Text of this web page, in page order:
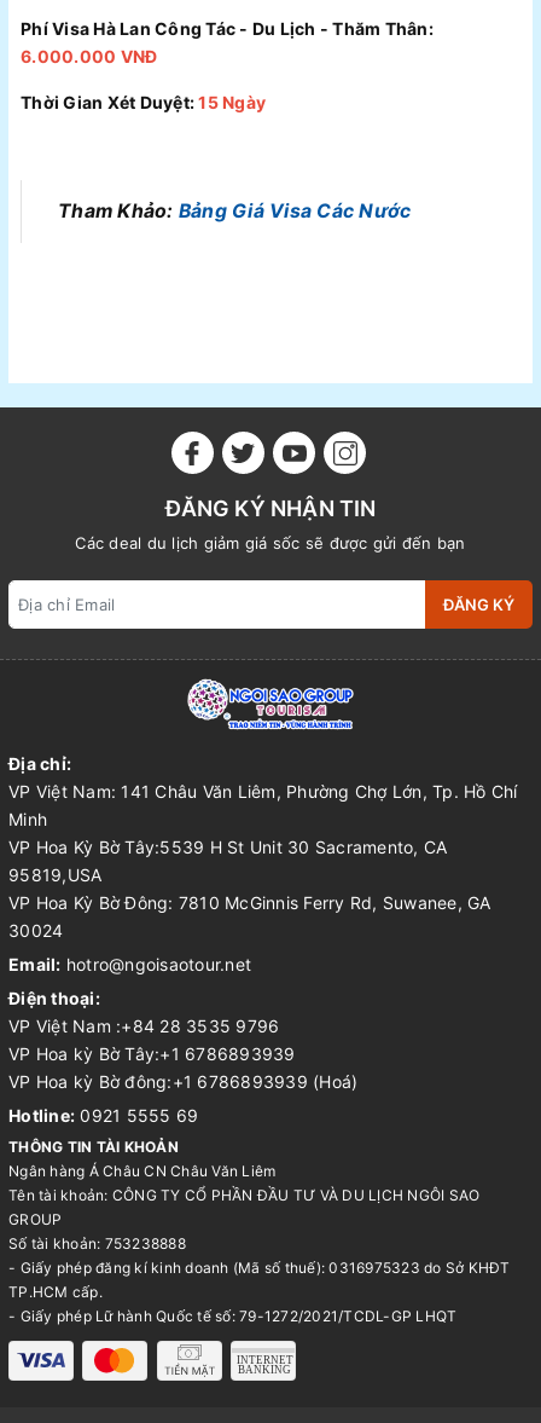
Phí Visa Hà Lan Công Tác - Du Lịch - Thăm Thân:
6.000.000 VNĐ
Thời Gian Xét Duyệt:15 Ngày
Tham Khảo: Bảng Giá Visa Các Nước
ĐĂNG KÝ NHẬN TIN
Các deal du lịch giảm giá sốc sẽ được gửi đến bạn
ĐĂNG KÝ
Địa chỉ:
VP Việt Nam: 141 Châu Văn Liêm, Phường Chợ Lớn, Tp. Hồ Chí
Minh
VP Hoa Kỳ Bờ Tây:5539 H St Unit 30 Sacramento, CA
95819,USA
VP Hoa Kỳ Bờ Đông: 7810 McGinnis Ferry Rd, Suwanee, GA
30024
Email: hotro@ngoisaotour.net
Điện thoại:
VP Việt Nam :+84 28 3535 9796
VP Hoa kỳ Bờ Tây:+1 6786893939
VP Hoa kỳ Bờ đông:+1 6786893939 (Hoá)
Hotline: 0921 5555 69
THÔNG TIN TÀI KHOẢN
Ngân hàng Á Châu CN Châu Văn Liêm
Tên tài khoản: CÔNG TY CỔ PHẦN ĐẦU TƯ VÀ DU LỊCH NGÔI SAO
GROUP
Số tài khoản: 753238888
- Giấy phép đăng kí kinh doanh (Mã số thuế): 0316975323 do Sở KHĐT
TP.HCM cấp.
- Giấy phép Lữ hành Quốc tế số: 79-1272/2021/TCDL-GP LHQT